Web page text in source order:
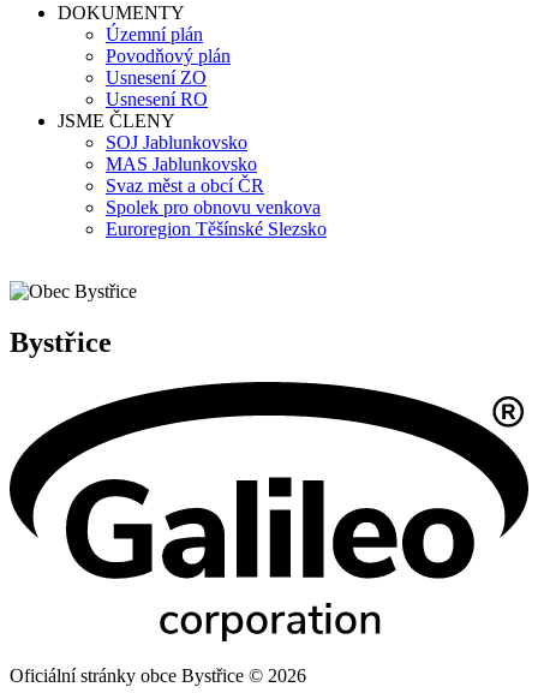
DOKUMENTY
Územní plán
Povodňový plán
Usnesení ZO
Usnesení RO
JSME ČLENY
SOJ Jablunkovsko
MAS Jablunkovsko
Svaz měst a obcí ČR
Spolek pro obnovu venkova
Euroregion Těšínské Slezsko
Bystřice
Oficiální stránky obce Bystřice © 2026